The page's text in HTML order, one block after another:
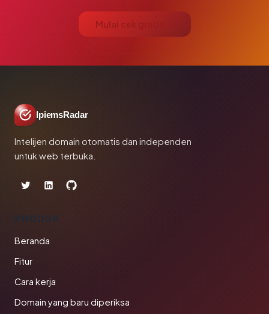
Mulai cek gratis →
IpiemsRadar
Intelijen domain otomatis dan independen
untuk web terbuka.
PRODUK
Beranda
Fitur
Cara kerja
Domain yang baru diperiksa